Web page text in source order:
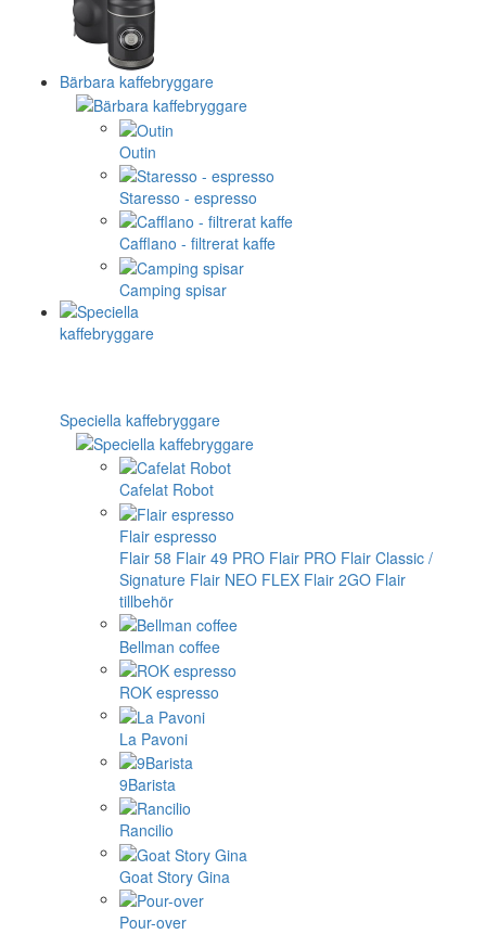
Bärbara kaffebryggare
Outin
Staresso - espresso
Cafflano - filtrerat kaffe
Camping spisar
Speciella kaffebryggare
Cafelat Robot
Flair espresso
Flair 58 Flair 49 PRO Flair PRO Flair Classic /
Signature Flair NEO FLEX Flair 2GO Flair
tillbehör
Bellman coffee
ROK espresso
La Pavoni
9Barista
Rancilio
Goat Story Gina
Pour-over